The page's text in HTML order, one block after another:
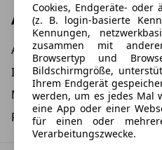
Andere
Alufelgen
Isofix
Metalliclackierung
Panorama Glasdach starr
Cookies, Endgeräte- oder
(z. B. login-basierte
Kennungen,
zusammen mit
Browsertyp und
Bildschirmgröße,
Ihrem Endgerät
werden, um es jedes Mal
eine App oder einer
für einen oder
Verarbeitungszwecke.